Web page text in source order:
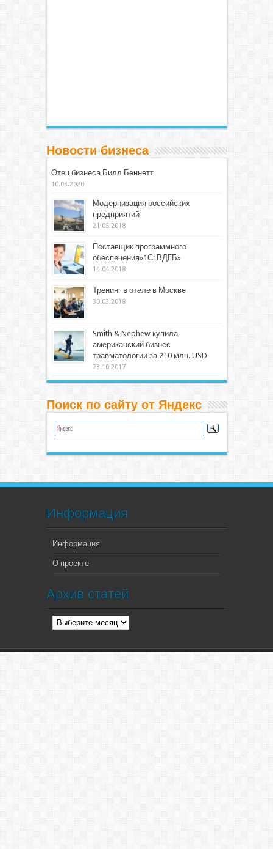
Новости бизнеса
Отец бизнеса Билл Беннетт
10.03.2020
Модернизация российских
предприятий
21.05.2018
Поставщик программного
обеспечения»1С: ВДГБ»
14.04.2018
Тренинг в отеле в Москве
30.03.2018
Smith & Nephew купила
американский бизнес
травматологии за 210 млн. USD
23.10.2017
Поиск по сайту от Яндекс
Информация
Информация
О проекте
Архив статей
Архив
статей